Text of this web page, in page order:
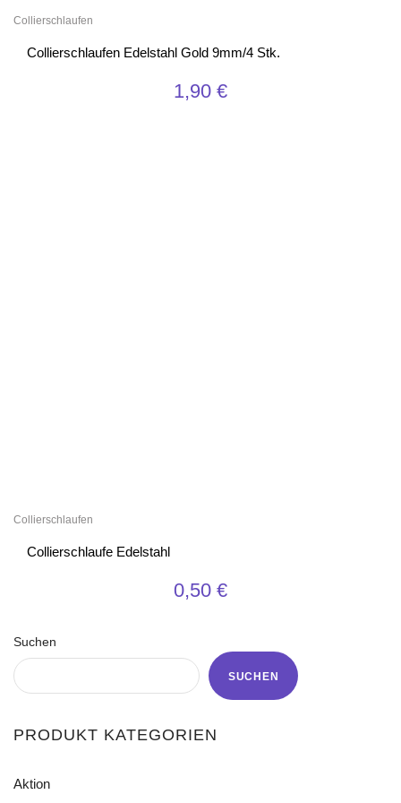
Collierschlaufen
Collierschlaufen Edelstahl Gold 9mm/4 Stk.
1,90 €
Collierschlaufen
Collierschlaufe Edelstahl
0,50 €
Suchen
SUCHEN
PRODUKT KATEGORIEN
Aktion